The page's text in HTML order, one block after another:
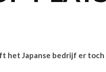
het Japanse bedrijf er toch